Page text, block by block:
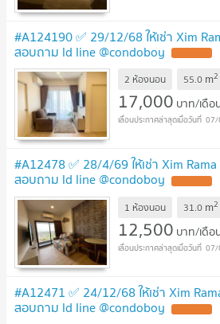
#A124190 ✅ 29/12/68 ให้เช่า Xim
สอบถาม ld line @condoboy
2 ห้องนอน 55.0 m2
17,000 บาท/เดือ
07/
#A12478 ✅ 28/4/69 ให้เช่า Xim
สอบถาม ld line @condoboy
1 ห้องนอน 31.0 m2
12,500 บาท/เดือ
07/
#A12471 ✅ 24/12/68 ให้เช่า Xim
สอบถาม ld line @condoboy